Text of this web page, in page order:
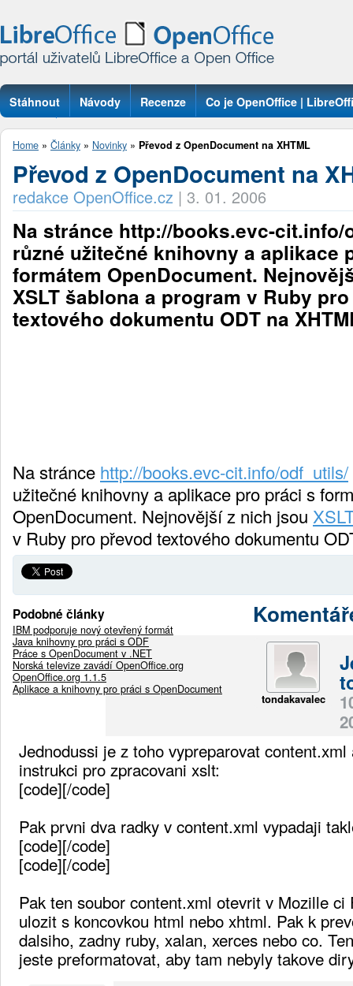
Stáhnout Návody Recenze Co je OpenOffice |
Otázky
Home » Články » Novinky » Převod z OpenDocument na XHTML
Převod z OpenDocument na
redakce OpenOffice.cz | 3. 01. 2006
Na stránce http://books.evc-
různé užitečné knihovny a aplikace
formátem OpenDocument.
XSLT šablona a program v Ruby
textového dokumentu ODT na
Na stránce http://books.evc-cit.info/odf_utils/
užitečné knihovny a aplikace pro práci s
OpenDocument. Nejnovější z nich jsou
v Ruby pro převod textového dokumentu
Podobné články
IBM podporuje nový otevřený formát
Java knihovny pro práci s ODF
Práce s OpenDocument v .NET
Norská televize zavádí OpenOffice.org
OpenOffice.org 1.1.5
Aplikace a knihovny pro práci s OpenDocument
tondakavalec
Jednodussi je z toho vypreparovat
instrukci pro zpracovani xslt:
[code][/code]
Pak prvni dva radky v content.xml vypadaji
[code][/code]
[code][/code]
Pak ten soubor content.xml otevrit v Mozille ci
ulozit s koncovkou html nebo xhtml. Pak k
dalsiho, zadny ruby, xalan, xerces nebo co.
jeste preformatovat, aby tam nebyly takove